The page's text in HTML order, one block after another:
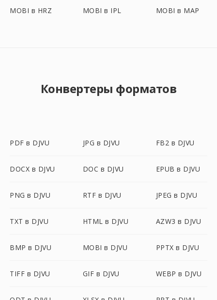
MOBI в HRZ MOBI в IPL MOBI в MAP
Конвертеры форматов
PDF в DJVU JPG в DJVU FB2 в DJVU
DOCX в DJVU DOC в DJVU EPUB в DJVU
PNG в DJVU RTF в DJVU JPEG в DJVU
TXT в DJVU HTML в DJVU AZW3 в DJVU
BMP в DJVU MOBI в DJVU PPTX в DJVU
TIFF в DJVU GIF в DJVU WEBP в DJVU